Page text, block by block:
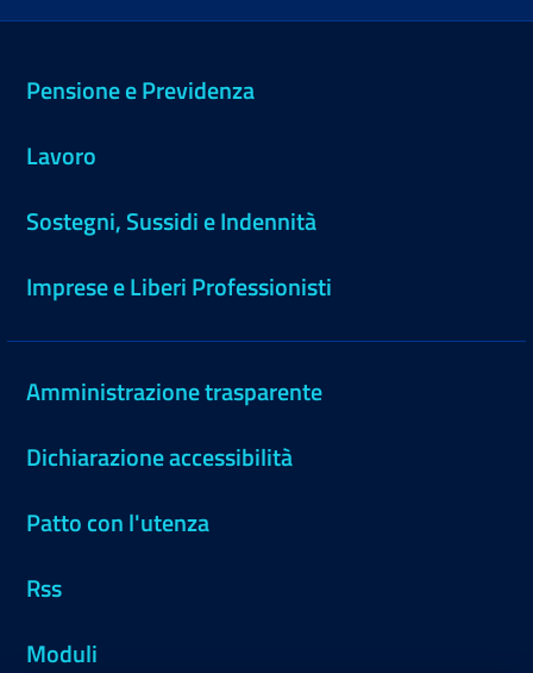
Pensione e Previdenza
Lavoro
Sostegni, Sussidi e Indennità
Imprese e Liberi Professionisti
Amministrazione trasparente
Dichiarazione accessibilità
Patto con l'utenza
Rss
Moduli